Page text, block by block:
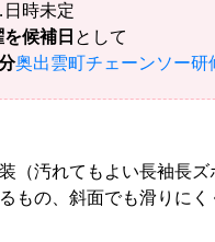
時未定
候補日 として
奥出雲町チェーンソー研
（汚れてもよい長袖長
もの、斜面でも滑りにく